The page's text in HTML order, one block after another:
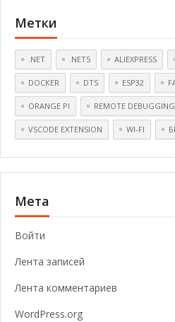
Метки
.NET .NET5 ALIEXPRESS
DOCKER DTS ESP32
ORANGE PI REMOTE DEBUGGING
VSCODE EXTENSION WI-FI
Мета
Войти
Лента записей
Лента комментариев
WordPress.org